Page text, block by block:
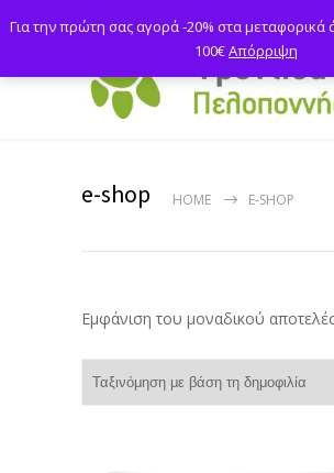
e-shop HOME E-SHOP
Εμφάνιση του μοναδικού
Για την πρώτη σας αγορά -20% στα
100€Απόρριψη